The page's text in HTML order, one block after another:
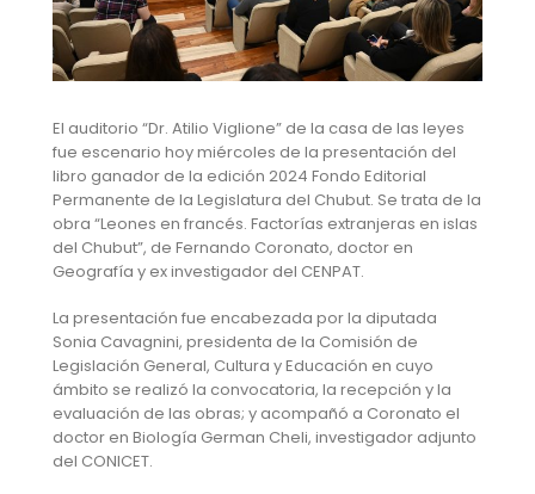
El auditorio “Dr. Atilio Viglione” de la casa de las leyes
fue escenario hoy miércoles de la presentación del
libro ganador de la edición 2024 Fondo Editorial
Permanente de la Legislatura del Chubut. Se trata de la
obra “Leones en francés. Factorías extranjeras en islas
del Chubut”, de Fernando Coronato, doctor en
Geografía y ex investigador del CENPAT.
La presentación fue encabezada por la diputada
Sonia Cavagnini, presidenta de la Comisión de
Legislación General, Cultura y Educación en cuyo
ámbito se realizó la convocatoria, la recepción y la
evaluación de las obras; y acompañó a Coronato el
doctor en Biología German Cheli, investigador adjunto
del CONICET.